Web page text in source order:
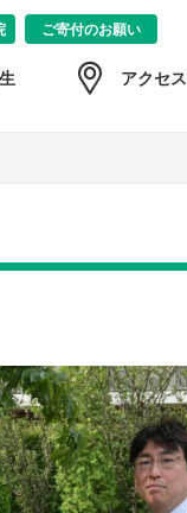
ご寄付のお願い
アクセス